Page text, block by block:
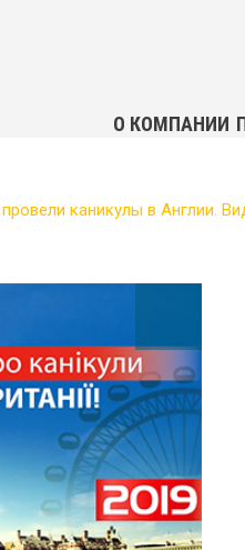
О КОМПАНИИ
каникулы в Англии.